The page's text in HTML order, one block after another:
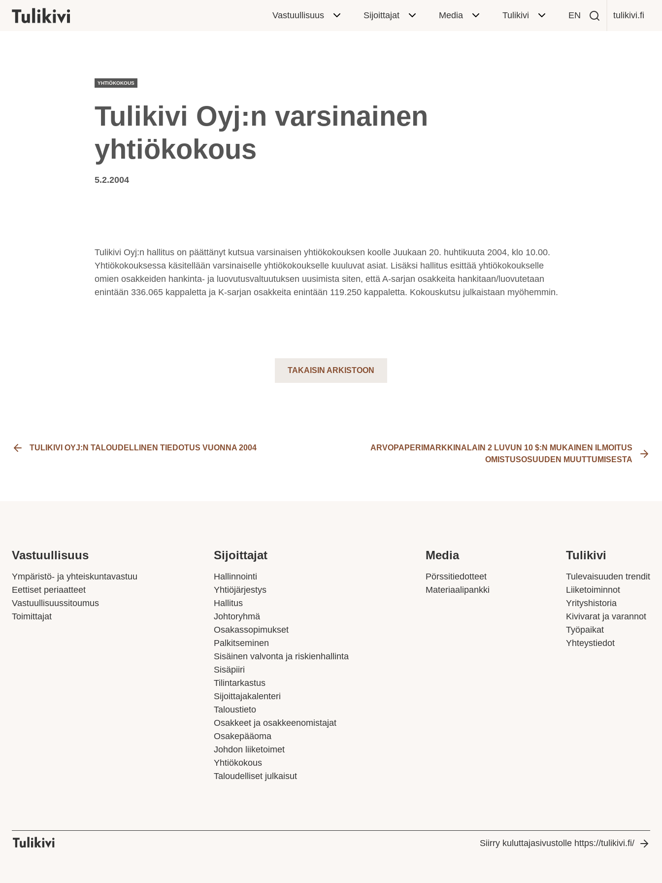
Vastuullisuus Sijoittajat Media Tulikivi EN tulikivi.fi
YHTIÖKOKOUS
Tulikivi Oyj:n varsinainen
yhtiökokous
5.2.2004
Tulikivi Oyj:n hallitus on päättänyt kutsua varsinaisen yhtiökokouksen koolle Juukaan 20. huhtikuuta 2004, klo 10.00.
Yhtiökokouksessa käsitellään varsinaiselle yhtiökokoukselle kuuluvat asiat. Lisäksi hallitus esittää yhtiökokoukselle
omien osakkeiden hankinta- ja luovutusvaltuutuksen uusimista siten, että A-sarjan osakkeita hankitaan/luovutetaan
enintään 336.065 kappaletta ja K-sarjan osakkeita enintään 119.250 kappaletta. Kokouskutsu julkaistaan myöhemmin.
TAKAISIN ARKISTOON
TULIKIVI OYJ:N TALOUDELLINEN TIEDOTUS VUONNA 2004
ARVOPAPERIMARKKINALAIN 2 LUVUN 10 $:N MUKAINEN ILMOITUS
OMISTUSOSUUDEN MUUTTUMISESTA
Vastuullisuus
Ympäristö- ja yhteiskuntavastuu
Eettiset periaatteet
Vastuullisuussitoumus
Toimittajat
Sijoittajat
Hallinnointi
Yhtiöjärjestys
Hallitus
Johtoryhmä
Osakassopimukset
Palkitseminen
Sisäinen valvonta ja riskienhallinta
Sisäpiiri
Tilintarkastus
Sijoittajakalenteri
Taloustieto
Osakkeet ja osakkeenomistajat
Osakepääoma
Johdon liiketoimet
Yhtiökokous
Taloudelliset julkaisut
Media
Pörssitiedotteet
Materiaalipankki
Tulikivi
Tulevaisuuden trendit
Liiketoiminnot
Yrityshistoria
Kivivarat ja varannot
Työpaikat
Yhteystiedot
Siirry kuluttajasivustolle https://tulikivi.fi/